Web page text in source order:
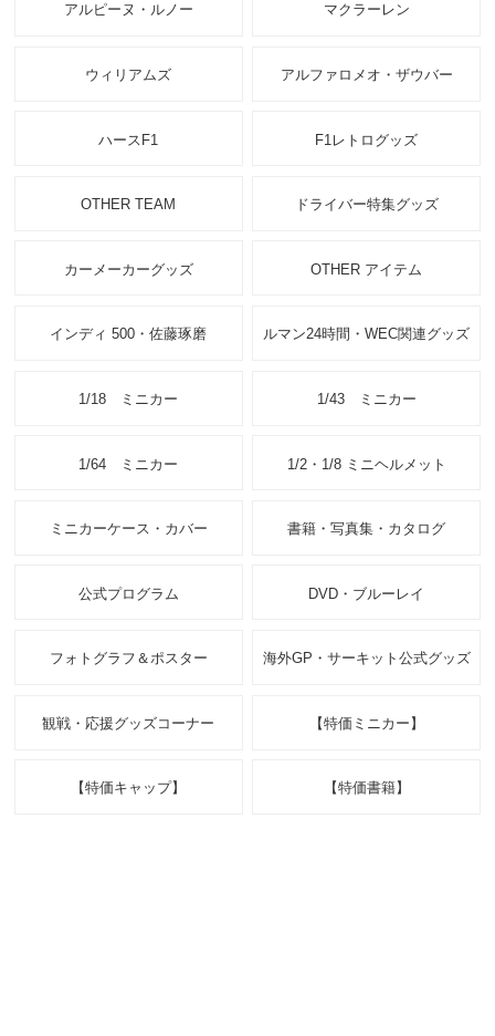
アルピーヌ・ルノー マクラーレン
ウィリアムズ アルファロメオ・ザウバー
ハースF1 F1レトログッズ
OTHER TEAM ドライバー特集グッズ
カーメーカーグッズ OTHER アイテム
インディ 500・佐藤琢磨 ルマン24時間・WEC関連グッズ
1/18 ミニカー 1/43 ミニカー
1/64 ミニカー 1/2・1/8 ミニヘルメット
ミニカーケース・カバー 書籍・写真集・カタログ
公式プログラム DVD・ブルーレイ
フォトグラフ＆ポスター 海外GP・サーキット公式グッズ
観戦・応援グッズコーナー 【特価ミニカー】
【特価キャップ】 【特価書籍】